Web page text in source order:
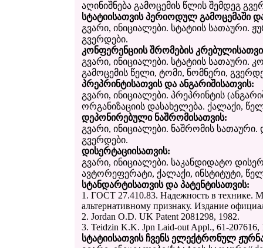
აღინიშნება გამოცემის წლის შემდეგ
სტატიისათვის პერიოდულ გამოცემაში
გვარი, ინიციალები. სტატიის სათაური.
გვერდები.
კონფერენციის შრომების
გვარი, ინიციალები. სტატიის სათაური.
გამოცემის წელი, ტომი, ნომნერი,
პრეპრინტისათვის და ანგარიშისათვის:
გვარი, ინიციალები. პრეპრინტის
ორგანიზაციის დასახელება. ქალაქი,
დეპონირებული ნაშრომისათვის:
გვარი, ინიციალები. ნაშრომის
გვერდები.
დისერტაციისათვის:
გვარი, ინიციალები. საკანდიდატო
ავტორეფერატი, ქალაქი, ინსტიტუტი,
სტანდარტისათვის და პატენტისათვის:
1. ГОСТ 27.410.83. Надежность в технике.
альтернативному признаку. Издание
2. Jordan O.D. UK Patent 2081298, 1982.
3. Teidzin K.K. Jpn Laid-out Appl., 61-207616,
სტატიისათვის ჩვენს ელექტრონულ